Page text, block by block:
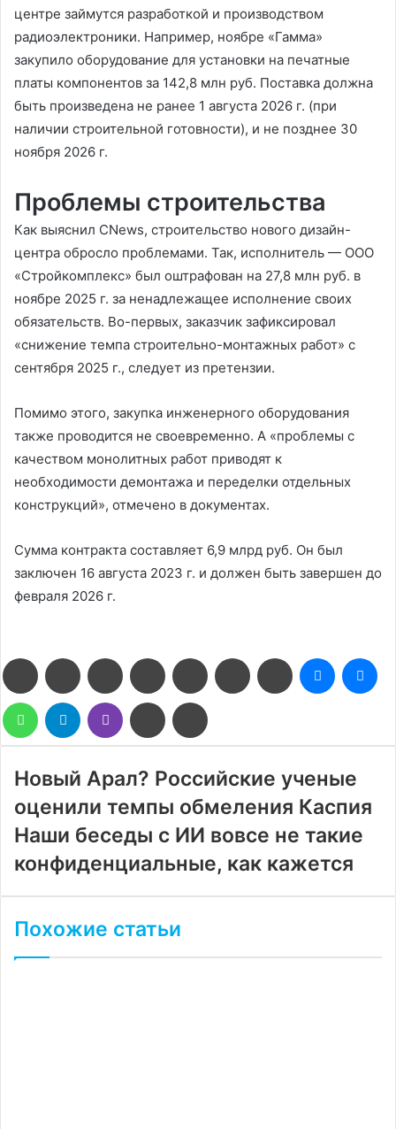
центре займутся разработкой и производством
радиоэлектроники. Например, ноябре «Гамма»
закупило оборудование для установки на печатные
платы компонентов за 142,8 млн руб. Поставка должна
быть произведена не ранее 1 августа 2026 г. (при
наличии строительной готовности), и не позднее 30
ноября 2026 г.
Проблемы строительства
Как выяснил CNews, строительство нового дизайн-
центра обросло проблемами. Так, исполнитель — ООО
«Стройкомплекс» был оштрафован на 27,8 млн руб. в
ноябре 2025 г. за ненадлежащее исполнение своих
обязательств. Во-первых, заказчик зафиксировал
«снижение темпа строительно-монтажных работ» с
сентября 2025 г., следует из претензии.
Помимо этого, закупка инженерного оборудования
также проводится не своевременно. А «проблемы с
качеством монолитных работ приводят к
необходимости демонтажа и переделки отдельных
конструкций», отмечено в документах.
Сумма контракта составляет 6,9 млрд руб. Он был
заключен 16 августа 2023 г. и должен быть завершен до
февраля 2026 г.
FacebookTwitter LinkedIn Pinterest Reddit ВконтактеОдноклассники
Messenger
WhatsAppTelegram Viber
Поделиться
через
электронную
Новый Арал? Российские ученые
оценили темпы обмеления Каспия
Наши беседы с ИИ вовсе не такие
конфиденциальные, как кажется
Похожие статьи